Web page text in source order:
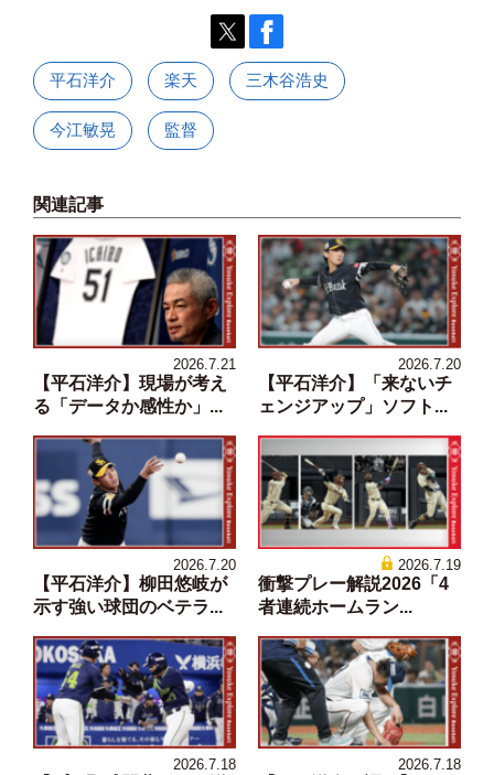
平石洋介 楽天 三木谷浩史
今江敏晃 監督
関連記事
2026.7.21
【平石洋介】現場が考え
る「データか感性か」...
2026.7.20
【平石洋介】「来ないチ
ェンジアップ」ソフト...
2026.7.20
【平石洋介】柳田悠岐が
示す強い球団のベテラ...
2026.7.19
衝撃プレー解説2026「4
者連続ホームラン...
2026.7.18 2026.7.18